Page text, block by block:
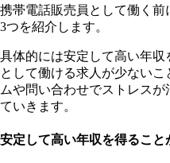
携帯電話販売員として働く
3つを紹介します。
具体的には安定して高い年
として働ける求人が少ない
ムや問い合わせでストレス
ていきます。
安定して高い年収を得ること